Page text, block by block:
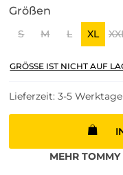
Größen
S M L XL
GRÖSSE IST NICHT AUF
Lieferzeit: 3-5 Werktage
MEHR TOMMY